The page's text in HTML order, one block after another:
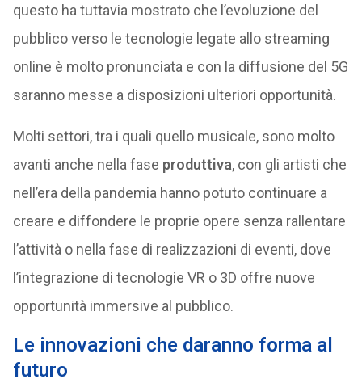
questo ha tuttavia mostrato che l’evoluzione del
pubblico verso le tecnologie legate allo streaming
online è molto pronunciata e con la diffusione del 5G
saranno messe a disposizioni ulteriori opportunità.
Molti settori, tra i quali quello musicale, sono molto
avanti anche nella fase produttiva, con gli artisti che
nell’era della pandemia hanno potuto continuare a
creare e diffondere le proprie opere senza rallentare
l’attività o nella fase di realizzazioni di eventi, dove
l’integrazione di tecnologie VR o 3D offre nuove
opportunità immersive al pubblico.
Le innovazioni che daranno forma al
futuro